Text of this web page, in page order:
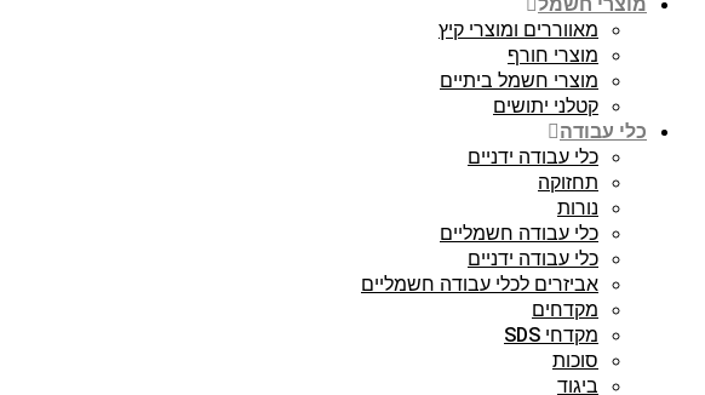
מאווררים ומוצרי קיץ
מוצרי חורף
מוצרי חשמל ביתיים
קטלני יתושים
כלי עבודה
כלי עבודה ידניים
תחזוקה
נורות
כלי עבודה חשמליים
כלי עבודה ידניים
אביזרים לכלי עבודה חשמליים
מקדחים
מקדחי SDS
סוכות
ביגוד